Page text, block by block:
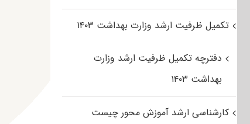
تکمیل ظرفیت ارشد وزارت بهداشت ۱۴۰۳
دفترچه تکمیل ظرفیت ارشد وزارت
بهداشت ۱۴۰۳
کارشناسی ارشد آموزش محور چیست